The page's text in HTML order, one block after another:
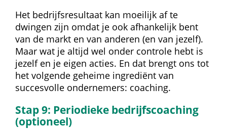
Het bedrijfsresultaat kan moeilijk af te
dwingen zijn omdat je ook afhankelijk bent
van de markt en van anderen (en van jezelf).
Maar wat je altijd wel onder controle hebt is
jezelf en je eigen acties. En dat brengt ons tot
het volgende geheime ingrediënt van
succesvolle ondernemers: coaching.
Stap 9: Periodieke bedrijfscoaching
(optioneel)